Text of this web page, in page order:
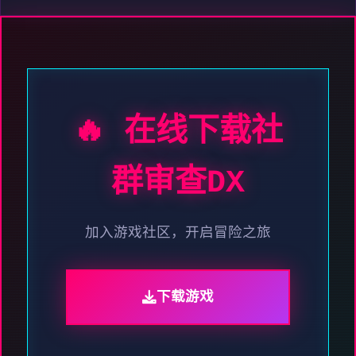
🔥 在线下载社
群审查DX
加入游戏社区，开启冒险之旅
下载游戏